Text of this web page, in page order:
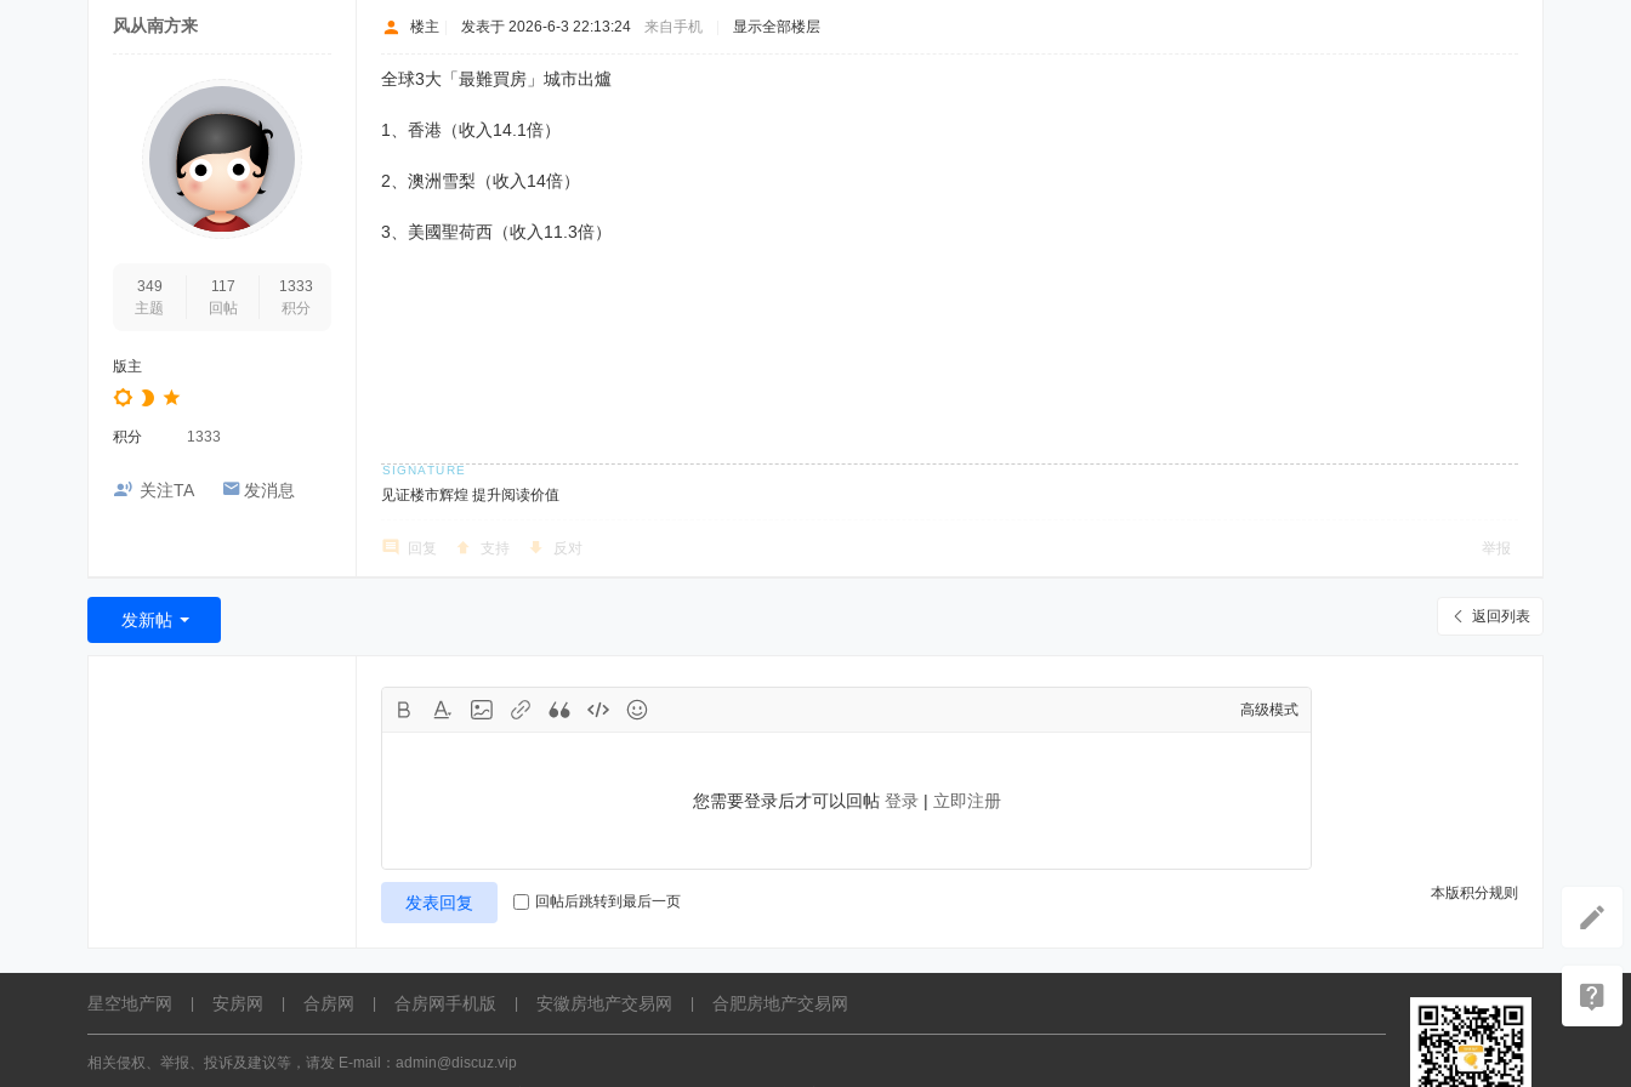
风从南方来
349
主题
117
回帖
1333
积分
版主
积分 1333
关注TA 发消息
楼主 发表于 2026-6-3 22:13:24 来自手机 显示全部楼层
全球3大「最難買房」城市出爐
1、香港（收入14.1倍）
2、澳洲雪梨（收入14倍）
3、美國聖荷西（收入11.3倍）
见证楼市辉煌 提升阅读价值
回复 支持 反对 举报
返回列表
发新帖
高级模式
您需要登录后才可以回帖 登录| 立即注册
本版积分规则
发表回复 回帖后跳转到最后一页
星空地产网 安房网 合房网 合房网手机版 安徽房地产交易网 合肥房地产交易网
相关侵权、举报、投诉及建议等，请发 E-mail：admin@discuz.vip